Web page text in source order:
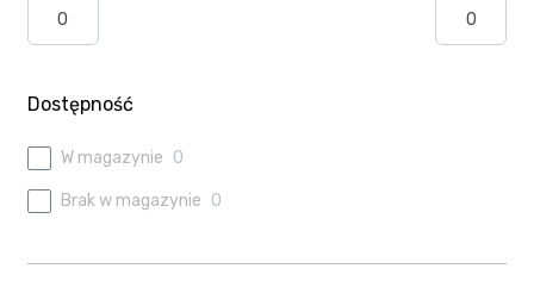
Program partnerski
Ulubione
Wysyłka i płatność
Dostępność
W magazynie 0
Brak w magazynie 0